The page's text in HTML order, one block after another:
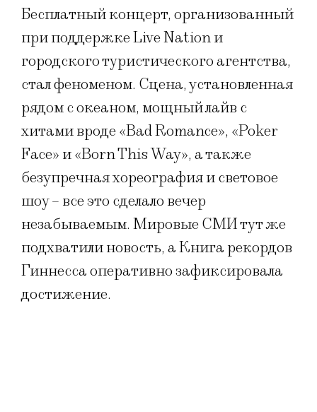
Бесплатный концерт, организованный
при поддержке Live Nation и
городского туристического агентства,
стал феноменом. Сцена, установленная
рядом с океаном, мощный лайв с
хитами вроде «Bad Romance», «Poker
Face» и «Born This Way», а также
безупречная хореография и световое
шоу – все это сделало вечер
незабываемым. Мировые СМИ тут же
подхватили новость, а Книга рекордов
Гиннесса оперативно зафиксировала
достижение.